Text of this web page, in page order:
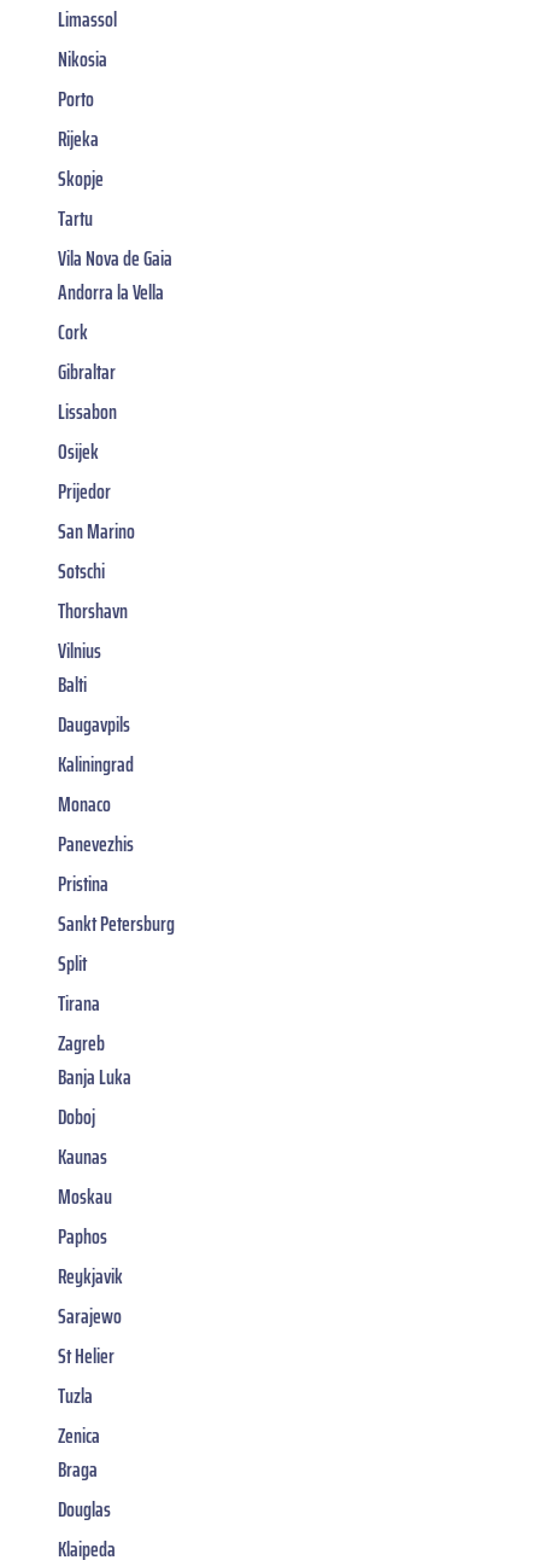
Limassol
Nikosia
Porto
Rijeka
Skopje
Tartu
Vila Nova de Gaia
Andorra la Vella
Cork
Gibraltar
Lissabon
Osijek
Prijedor
San Marino
Sotschi
Thorshavn
Vilnius
Balti
Daugavpils
Kaliningrad
Monaco
Panevezhis
Pristina
Sankt Petersburg
Split
Tirana
Zagreb
Banja Luka
Doboj
Kaunas
Moskau
Paphos
Reykjavik
Sarajewo
St Helier
Tuzla
Zenica
Braga
Douglas
Klaipeda